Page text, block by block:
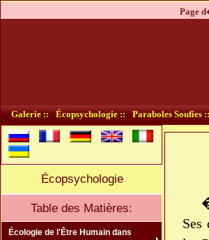
Page
Galerie :: Écopsychologie :: Paraboles Soufies ::
Écopsychologie
Table des Matières:
Écologie de l'Être Humain dans